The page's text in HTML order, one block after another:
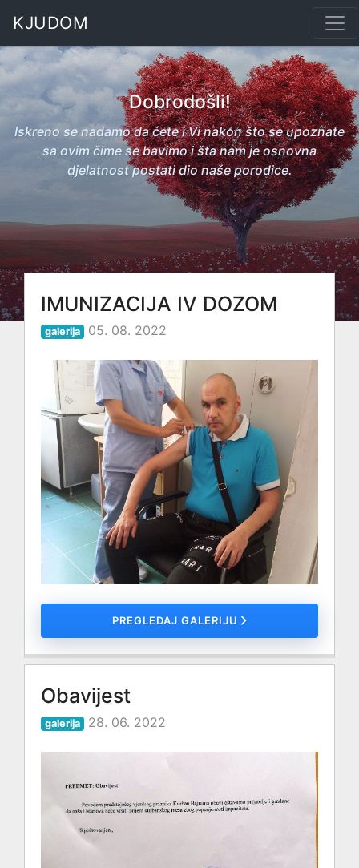
KJUDOM
Dobrodošli!
Iskreno se nadamo da ćete i Vi nakon što se upoznate
sa ovim čime se bavimo i šta nam je osnovna
djelatnost postati dio naše porodice.
IMUNIZACIJA IV DOZOM
galerija 05. 08. 2022
PREGLEDAJ GALERIJU
Obavijest
galerija 28. 06. 2022